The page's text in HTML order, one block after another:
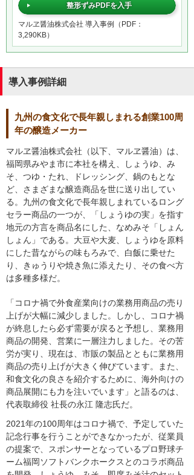
整形ずみPDFを入手
マルヱ醤油株式会社 導入事例（PDF：
3,290KB）
導入事例詳細
九州の食文化で長年親しまれる創業100周
年の醸造メーカー
マルヱ醤油株式会社（以下、マルヱ醤油）は、
福岡県みやま市に本社を構え、しょうゆ、み
そ、つゆ・たれ、ドレッシング、鍋のもとな
ど、さまざまな醸造商品を世に送り出してい
る。九州の食文化で長年親しまれているロング
セラー商品の一つが、「しょうゆの実」を指す
地元の方言を商品名にした、なめみそ「しょん
しょん」である。大豆や大麦、しょうゆを原料
にした昔ながらの味もろみで、白飯に乗せた
り、きゅうりや焼き魚に添えたり、その食べ方
は多種多様だ。
「コロナ禍で外食産業向けの業務用商品の売り
上げが大幅に減少しました。しかし、コロナ禍
が終息したら必ず需要が戻ると予想し、業務用
商品の開発、営業に一層注力しました。その苦
労が実り、現在は、市販の製品とともに業務用
商品の売り上げが大きく伸びています。また、
和食文化の良さを紹介するために、海外向けの
商品展開にも力を注いでいます」と語るのは、
代表取締役 社長の永江 隆志氏だ。
2021年の100周年はコロナ禍で、予定していた
記念行事を行うことができなかったが、従業員
の提案で、スポンサーとなっているプロ野球チ
ーム福岡ソフトバンクホークスとのコラボ商品